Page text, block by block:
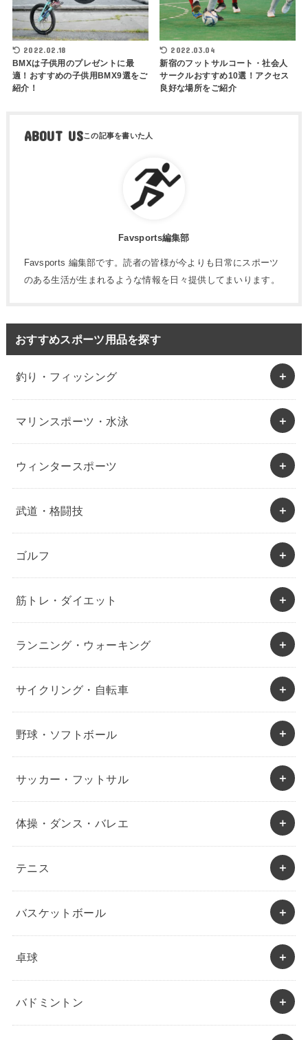
2022.02.18
BMXは子供用のプレゼントに最
適！おすすめの子供用BMX9選をご
紹介！
2022.03.04
新宿のフットサルコート・社会人
サークルおすすめ10選！アクセス
良好な場所をご紹介
ABOUT US
Favsports編集部
Favsports 編集部です。読者の皆様が今よりも日常にスポーツ
のある生活が生まれるような情報を日々提供してまいります。
おすすめスポーツ用品を探す
釣り・フィッシング
マリンスポーツ・水泳
ウィンタースポーツ
武道・格闘技
ゴルフ
筋トレ・ダイエット
ランニング・ウォーキング
サイクリング・自転車
野球・ソフトボール
サッカー・フットサル
体操・ダンス・バレエ
テニス
バスケットボール
卓球
バドミントン